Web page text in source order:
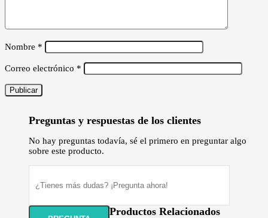
Nombre *
Correo electrónico *
Preguntas y respuestas de los clientes
No hay preguntas todavía, sé el primero en preguntar algo
sobre este producto.
Productos Relacionados